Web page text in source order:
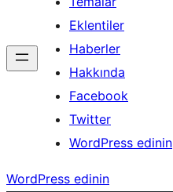
Eklentiler
Haberler
Hakkında
Facebook
Twitter
WordPress edinin
WordPress edinin